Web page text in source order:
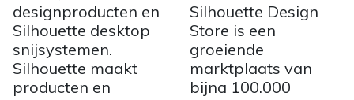
designproducten en
Silhouette desktop
snijsystemen.
Silhouette maakt
producten en
Silhouette Design
Store is een
groeiende
marktplaats van
bijna 100.000